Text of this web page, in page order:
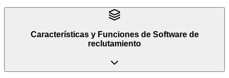
Características y Funciones de Software de
reclutamiento